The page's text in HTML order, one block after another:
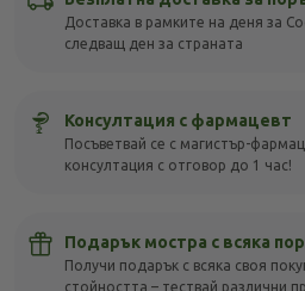
Доставка в рамките на деня за
следващ ден за страната
Консултация с фармацевт
Посъветвай се с магистър-
консултация с отговор до 1 час!
Подарък мостра с всяка
Получи подарък с всяка своя
стойността – тествай различни